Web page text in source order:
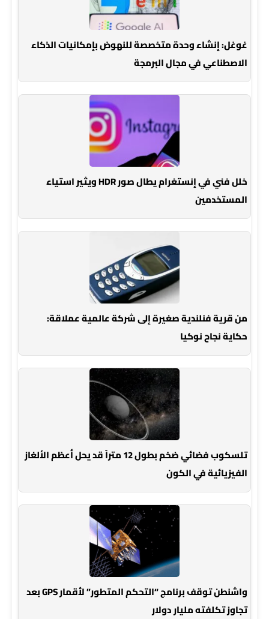
غوغل: إنشاء وحدة متخصصة للنهوض بإمكانيات الذكاء
الاصطناعي في مجال البرمجة
خلل فني في إنستغرام يطال صور HDR ويثير استياء
المستخدمين
من قرية فنلندية صغيرة إلى شركة عالمية عملاقة:
حكاية نجاح نوكيا
تلسكوب فضائي ضخم بطول 12 متراً قد يحل أعظم الألغاز
الفيزيائية في الكون
واشنطن توقف برنامج “التحكم المتطور” لأقمار GPS بعد
تجاوز تكلفته مليار دولار